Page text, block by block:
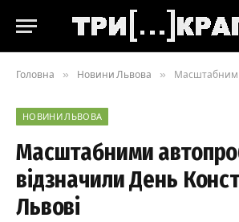
Головна » Новини Львова » Масштабними
НОВИНИ ЛЬВОВА
Масштабними
відзначили День
Львові